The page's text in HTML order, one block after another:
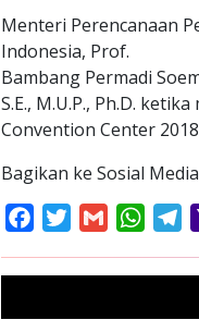
Menteri Perencanaan
Indonesia, Prof.
Bambang Permadi
S.E., M.U.P., Ph.D.
Convention Center
Bagikan ke Sosial Media
FacebookTwitterGmail